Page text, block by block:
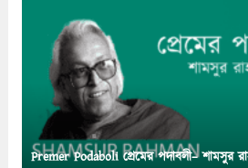
Premer Podaboli প্রেমের পদাবলী– শামসুর